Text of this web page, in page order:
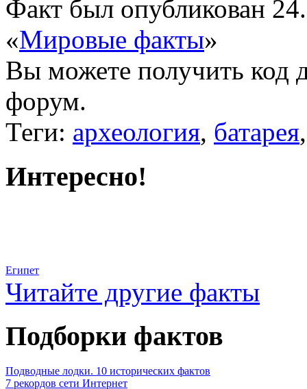
Факт был опубликован
«Мировые факты»
Вы можете получить код
форум.
Теги: археология, батарея
Интересно!
Египет
Читайте другие факты
Подборки фактов
Подводные лодки. 10 исторических фактов
7 рекордов сети Интернет